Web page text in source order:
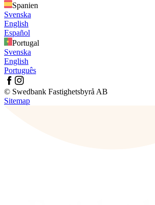
Spanien
Svenska
English
Español
Portugal
Svenska
English
Português
© Swedbank Fastighetsbyrå AB
Sitemap